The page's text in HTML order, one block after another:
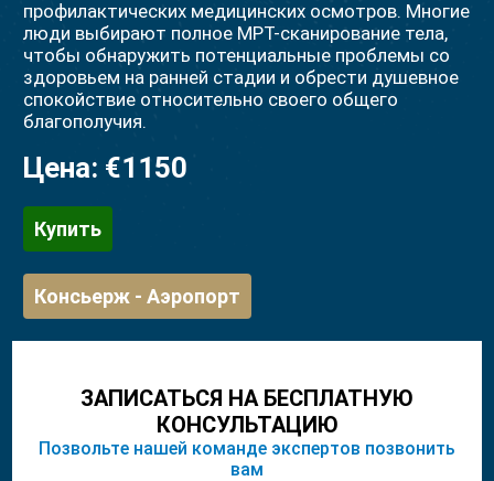
профилактических медицинских осмотров. Многие
люди выбирают полное МРТ-сканирование тела,
чтобы обнаружить потенциальные проблемы со
здоровьем на ранней стадии и обрести душевное
спокойствие относительно своего общего
благополучия.
Цена: €1150
Купить
Консьерж - Аэропорт
ЗАПИСАТЬСЯ НА БЕСПЛАТНУЮ
КОНСУЛЬТАЦИЮ
Позвольте нашей команде экспертов позвонить
вам